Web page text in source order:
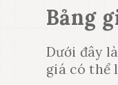
Bảng
Dưới đây
giá có thể